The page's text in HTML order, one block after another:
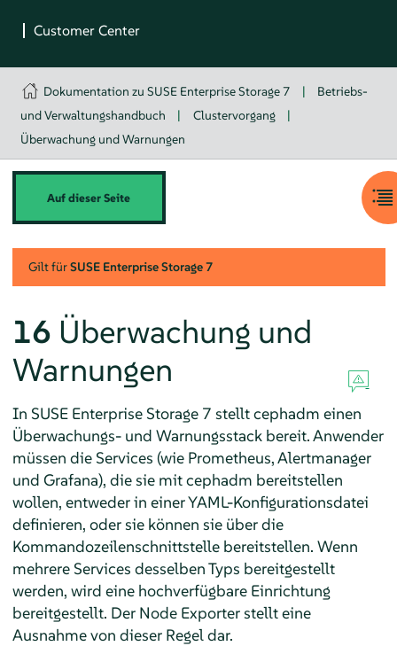
Dokumentation zu SUSE Enterprise Storage 7 |
Betriebs-
und Verwaltungshandbuch
| Clustervorgang
|
Überwachung und Warnungen
Auf dieser Seite
Gilt fürSUSE Enterprise Storage7
16 Überwachung und
Warnungen
In SUSE Enterprise Storage 7 stellt cephadm einen
Überwachungs- und Warnungsstack bereit. Anwender
müssen die Services (wie Prometheus, Alertmanager
und Grafana), die sie mit cephadm bereitstellen
wollen, entweder in einer YAML-Konfigurationsdatei
definieren, oder sie können sie über die
Kommandozeilenschnittstelle bereitstellen. Wenn
mehrere Services desselben Typs bereitgestellt
werden, wird eine hochverfügbare Einrichtung
bereitgestellt. Der Node Exporter stellt eine
Ausnahme von dieser Regel dar.